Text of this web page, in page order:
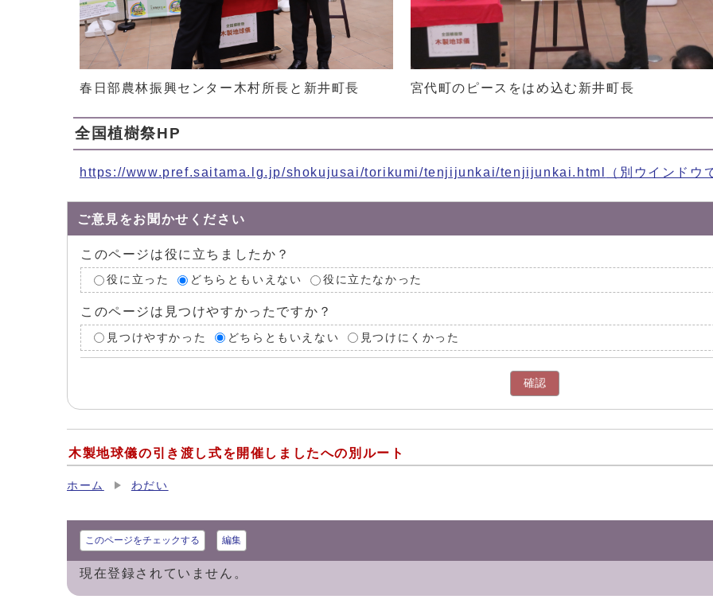
春日部農林振興センター木村所長と新井町長 宮代町のピースをはめ込む新井町長
全国植樹祭HP
https://www.pref.saitama.lg.jp/shokujusai/torikumi/tenjijunkai/tenjijunkai.html （別ウインドウ
ご意見をお聞かせください
このページは役に立ちましたか？
役に立った どちらともいえない 役に立たなかった
このページは見つけやすかったですか？
見つけやすかった どちらともいえない 見つけにくかった
確認
木製地球儀の引き渡し式​を開催しましたへの別ルート
ホーム わだい
このページをチェックする 編集
現在登録されていません。